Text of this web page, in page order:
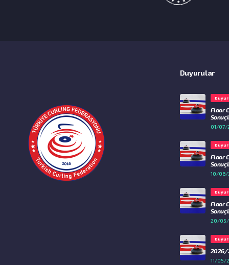
Duyurular
Floor
01/07/
Floor
10/06/
Floor
20/05/
2026/
11/05/